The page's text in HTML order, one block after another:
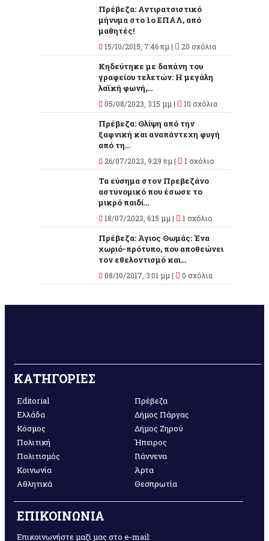
Πρέβεζα: Αντιρατσιστικό
μήνυμα στο 1ο ΕΠΑΛ, από
μαθητές!
15/10/2015, 7:46 πμ | 20 σχόλια
Κηδεύτηκε με δαπάνη του
γραφείου τελετών: Η μεγάλη
λαϊκή φωνή,...
05/08/2023, 3:15 μμ | 10 σχόλια
Πρέβεζα: Θλίψη από την
ξαφνική και αναπάντεχη φυγή
από τη...
26/07/2023, 9:29 πμ | 1 σχόλιο
Τα εύσημα στον Πρεβεζάνο
αστυνομικό που έσωσε το
μικρό παιδί...
18/07/2023, 6:15 μμ | 1 σχόλιο
Πρέβεζα: Άγιος Θωμάς: Ένα
χωριό-πρότυπο, που αποθεώνει
τον εθελοντισμό και...
08/10/2017, 3:01 μμ | 0 σχόλια
ΚΑΤΗΓΟΡΙΕΣ
Editorial
Ελλάδα
Κόσμος
Πολιτική
Πολιτισμός
Κοινωνία
Αθλητικά
Πρέβεζα
Δήμος Πάργας
Δήμος Ζηρού
Ήπειρος
Γιάννενα
Άρτα
Θεσπρωτία
ΕΠΙΚΟΙΝΩΝΙΑ
Επικοινωνήστε μαζί μας στο e-mail: